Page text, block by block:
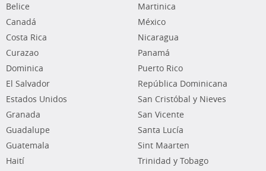
Belice
Canadá
Costa Rica
Curazao
Dominica
El Salvador
Estados Unidos
Granada
Guadalupe
Guatemala
Haití
Martinica
México
Nicaragua
Panamá
Puerto Rico
República Dominicana
San Cristóbal y Nieves
San Vicente
Santa Lucía
Sint Maarten
Trinidad y Tobago